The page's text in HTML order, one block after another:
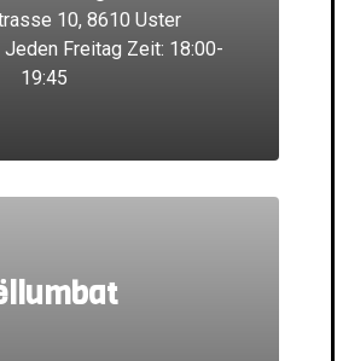
10, 8610 Uster
Freitag Zeit: 18:00-
19:45